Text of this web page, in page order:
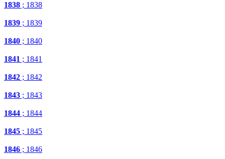
1838 ; 1838
1839 ; 1839
1840 ; 1840
1841 ; 1841
1842 ; 1842
1843 ; 1843
1844 ; 1844
1845 ; 1845
1846 ; 1846